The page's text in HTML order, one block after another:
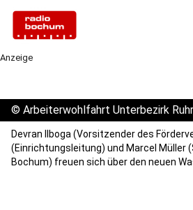
Anzeige
© Arbeiterwohlfahrt Unterbezirk
Devran Ilboga (Vorsitzender des
(Einrichtungsleitung) und Marcel Müller
Bochum) freuen sich über den neuen